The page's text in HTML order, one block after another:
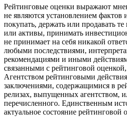
Рейтинговые оценки выражают
не являются установлением фактов
покупать, держать или продавать
или активы, принимать
не принимает на себя никакой
любыми последствиями,
рекомендациями и иными
связанными с рейтинговой
Агентством рейтинговыми
заключениями, содержащимися в
релизах, выпущенных агентством,
перечисленного. Единственным
актуальное состояние рейтинговой